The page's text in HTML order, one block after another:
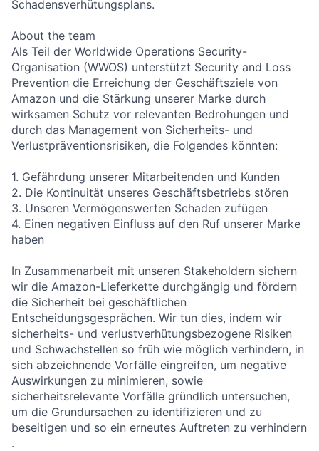
Schadensverhütungsplans.
About the team
Als Teil der Worldwide Operations Security-
Organisation (WWOS) unterstützt Security and Loss
Prevention die Erreichung der Geschäftsziele von
Amazon und die Stärkung unserer Marke durch
wirksamen Schutz vor relevanten Bedrohungen und
durch das Management von Sicherheits- und
Verlustpräventionsrisiken, die Folgendes könnten:
1. Gefährdung unserer Mitarbeitenden und Kunden
2. Die Kontinuität unseres Geschäftsbetriebs stören
3. Unseren Vermögenswerten Schaden zufügen
4. Einen negativen Einfluss auf den Ruf unserer Marke
haben
In Zusammenarbeit mit unseren Stakeholdern sichern
wir die Amazon-Lieferkette durchgängig und fördern
die Sicherheit bei geschäftlichen
Entscheidungsgesprächen. Wir tun dies, indem wir
sicherheits- und verlustverhütungsbezogene Risiken
und Schwachstellen so früh wie möglich verhindern, in
sich abzeichnende Vorfälle eingreifen, um negative
Auswirkungen zu minimieren, sowie
sicherheitsrelevante Vorfälle gründlich untersuchen,
um die Grundursachen zu identifizieren und zu
beseitigen und so ein erneutes Auftreten zu verhindern
.